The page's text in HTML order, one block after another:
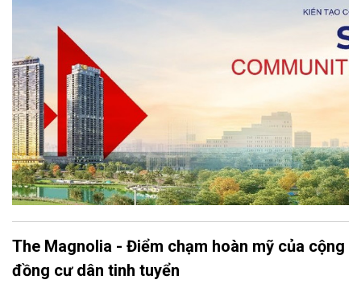
The Magnolia - Điểm chạm hoàn mỹ của cộng
đồng cư dân tinh tuyển